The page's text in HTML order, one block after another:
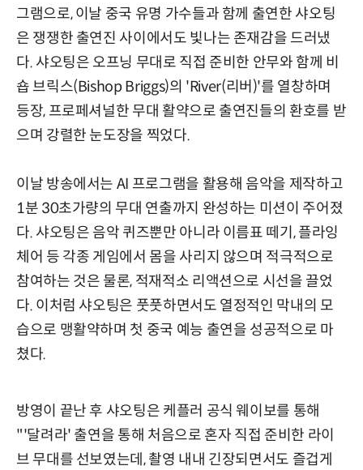
그램으로, 이날 중국 유명 가수들과 함께 출연한 샤오팅
은 쟁쟁한 출연진 사이에서도 빛나는 존재감을 드러냈
다. 샤오팅은 오프닝 무대로 직접 준비한 안무와 함께 비
숍 브릭스(Bishop Briggs)의 'River(리버)'를 열창하며
등장, 프로페셔널한 무대 활약으로 출연진들의 환호를 받
으며 강렬한 눈도장을 찍었다.
이날 방송에서는 AI 프로그램을 활용해 음악을 제작하고
1분 30초가량의 무대 연출까지 완성하는 미션이 주어졌
다. 샤오팅은 음악 퀴즈뿐만 아니라 이름표 떼기, 플라잉
체어 등 각종 게임에서 몸을 사리지 않으며 적극적으로
참여하는 것은 물론, 적재적소 리액션으로 시선을 끌었
다. 이처럼 샤오팅은 풋풋하면서도 열정적인 막내의 모
습으로 맹활약하며 첫 중국 예능 출연을 성공적으로 마
쳤다.
방영이 끝난 후 샤오팅은 케플러 공식 웨이보를 통해
"'달려라' 출연을 통해 처음으로 혼자 직접 준비한 라이
브 무대를 선보였는데, 촬영 내내 긴장되면서도 즐겁게